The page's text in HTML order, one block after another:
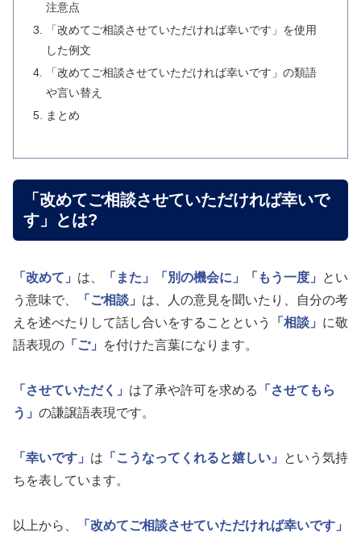
注意点
「改めてご相談させていただければ幸いです」を使用
した例文
「改めてご相談させていただければ幸いです」の類語
や言い替え
まとめ
「改めてご相談させていただければ幸いで
す」とは?
「改めて」 は、 「また」 「別の機会に」 「もう一度」
とい
う意味で、
「ご相談」 は、人の意見を聞いたり、自分の考
えを述べたりして話し合いをすることという
「相談」 に敬
語表現の 「ご」 を付けた言葉になります。
「させていただく」 は了承や許可を求める
「させてもら
う」 の謙譲語表現です。
「幸いです」 は 「こうなってくれると嬉しい」
という気持
ちを表しています。
以上から、 「改めてご相談させていただければ幸いです」